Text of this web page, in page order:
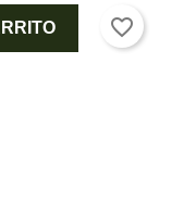
favorite_border